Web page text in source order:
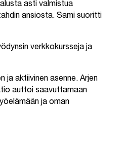
asti valmistua
ansiosta. Sami suoritti
verkkokursseja ja
ja aktiivinen asenne. Arjen
auttoi saavuttamaan
ja oman